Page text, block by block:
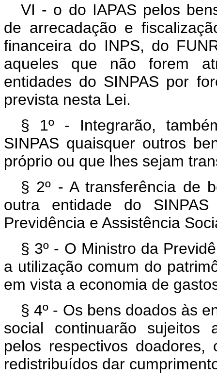
VI - o do IAPAS pelos
de arrecadação e
financeira do INPS, do
aqueles que não forem
entidades do SINPAS por
prevista nesta Lei.
§ 1º - Integrarão,
SINPAS quaisquer outros
próprio ou que lhes sejam
§ 2º - A transferência de
outra entidade do
Previdência e Assistência
§ 3º - O Ministro da
a utilização comum do
em vista a economia de
§ 4º - Os bens doados às
social continuarão sujeitos
pelos respectivos
redistribuídos dar